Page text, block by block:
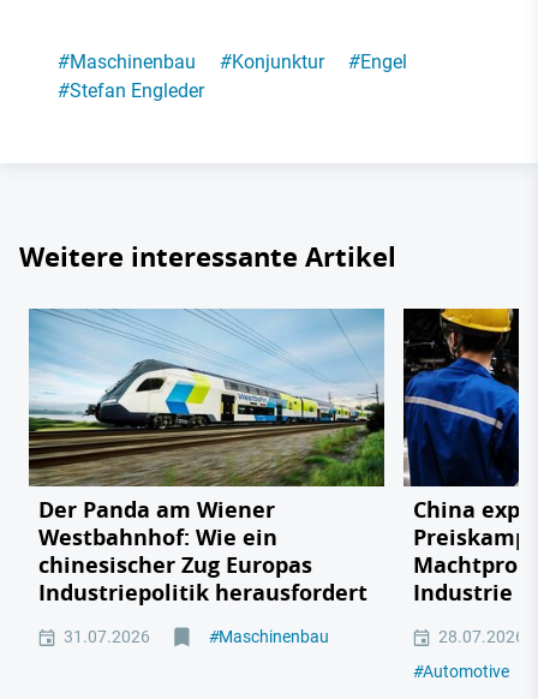
#Maschinenbau #Konjunktur #Engel
#Stefan Engleder
Weitere interessante Artikel
Der Panda am Wiener
Westbahnhof: Wie ein
chinesischer Zug Europas
Industriepolitik herausfordert
31.07.2026 #Maschinenbau
China
Industrie
28.07.2026
#Automotive